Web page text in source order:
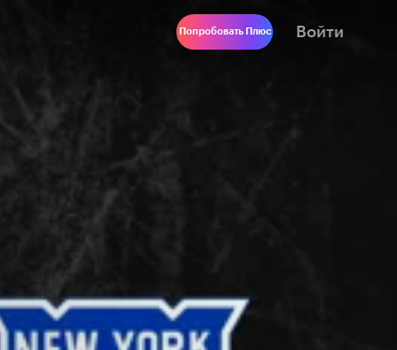
Попробовать Плюс Войти